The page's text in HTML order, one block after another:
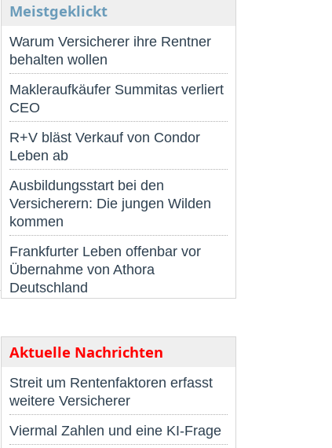
Meistgeklickt
Warum Versicherer ihre Rentner
behalten wollen
Makleraufkäufer Summitas verliert
CEO
R+V bläst Verkauf von Condor
Leben ab
Ausbildungsstart bei den
Versicherern: Die jungen Wilden
kommen
Frankfurter Leben offenbar vor
Übernahme von Athora
Deutschland
Aktuelle Nachrichten
Streit um Rentenfaktoren erfasst
weitere Versicherer
Viermal Zahlen und eine KI-Frage